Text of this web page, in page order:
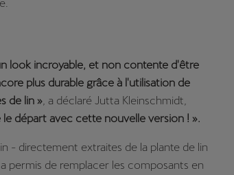
look incroyable, et non contente d'être
plus durable grâce à l'utilisation de
de lin », a déclaré Jutta Kleinschmidt,
le départ avec cette nouvelle version ! ».
- directement extraites de la plante de lin
permis de remplacer les composants en